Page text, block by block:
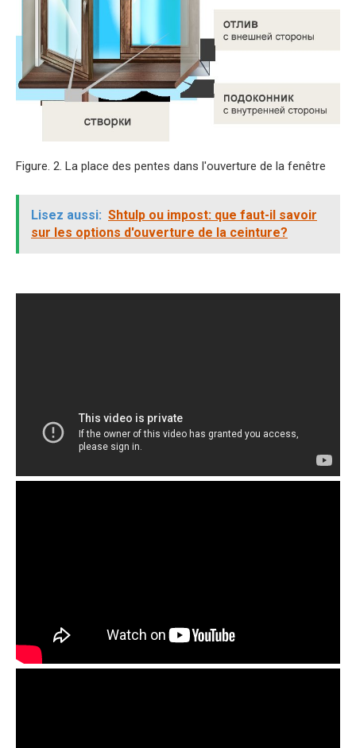
Figure. 2. La place des pentes dans l'ouverture de la fenêtre
Lisez aussi: Shtulp ou impost: que faut-il savoir
sur les options d'ouverture de la ceinture?